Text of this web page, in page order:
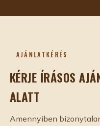
AJÁNLATKÉRÉS
KÉRJE ÍRÁSOS
ALATT
Amennyiben